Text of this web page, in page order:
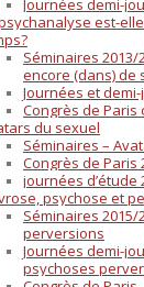
Journées demi-
est-
Séminaires
encore (dans) de
Journées et
Congrès de Paris
du sexuel
Séminaires –
Congrès de Paris
journées d’étude
psychose et
Séminaires
perversions
Journées demi-
psychoses